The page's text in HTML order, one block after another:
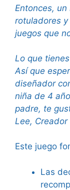
Entonces,
rotuladores
juegos que
Lo que
Así que
diseñador
niña de 4
padre, te
Lee,
Este juego
Las